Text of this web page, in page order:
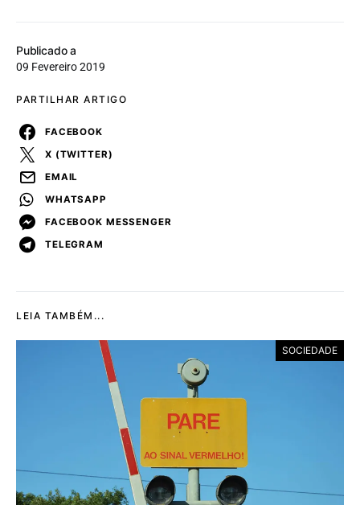
Publicado a
09 Fevereiro 2019
PARTILHAR ARTIGO
FACEBOOK
X (TWITTER)
EMAIL
WHATSAPP
FACEBOOK MESSENGER
TELEGRAM
LEIA TAMBÉM...
SOCIEDADE